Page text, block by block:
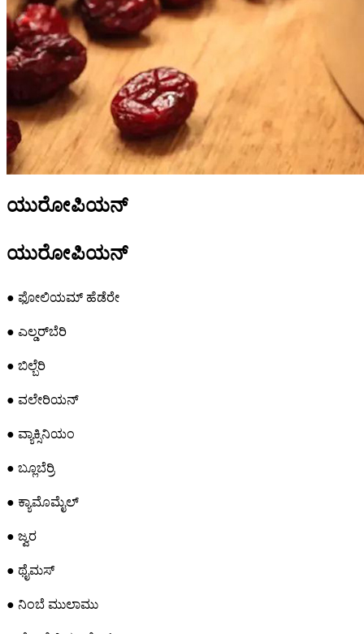
ಯುರೋಪಿಯನ್
ಯುರೋಪಿಯನ್
● ಫೋಲಿಯಮ್ ಹೆಡೆರೇ
● ಎಲ್ಡರ್‌ಬೆರಿ
● ಬಿಲ್ಬೆರಿ
● ವಲೇರಿಯನ್
● ವ್ಯಾಕ್ಸಿನಿಯಂ
● ಬ್ಲೂಬೆರ್ರಿ
● ಕ್ಯಾಮೊಮೈಲ್
● ಜ್ವರ
● ಥೈಮಸ್
● ನಿಂಬೆ ಮುಲಾಮು